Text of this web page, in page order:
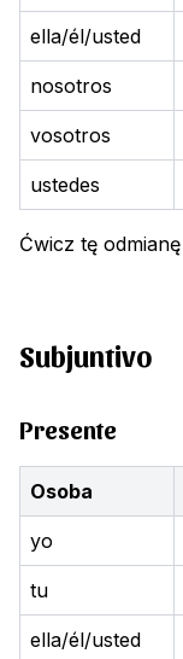
ella/él/usted
nosotros
vosotros
ustedes
Ćwicz tę odmianę
Subjuntivo
Presente
Osoba
yo
tu
ella/él/usted